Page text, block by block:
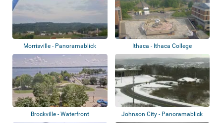
Morrisville - Panoramablick Ithaca - Ithaca College
Brockville - Waterfront Johnson City - Panoramablick